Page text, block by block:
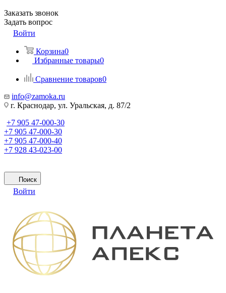
Заказать звонок
Задать вопрос
Войти
Корзина0
Избранные товары0
Сравнение товаров0
info@zamoka.ru
г. Краснодар, ул. Уральская, д. 87/2
+7 905 47-000-30
+7 905 47-000-30
+7 905 47-000-40
+7 928 43-023-00
Поиск
Войти